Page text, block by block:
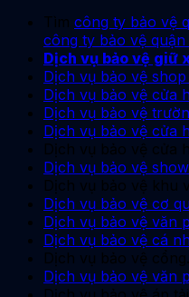
Tìm công ty bảo vệ
công ty bảo vệ quận
Dịch vụ bảo vệ giữ
Dịch vụ bảo vệ
Dịch vụ bảo vệ cửa
Dịch vụ bảo vệ
Dịch vụ bảo vệ cửa
Dịch vụ bảo vệ cửa
Dịch vụ bảo vệ
Dịch vụ bảo vệ khu
Dịch vụ bảo vệ cơ
Dịch vụ bảo vệ văn
Dịch vụ bảo vệ cá
Dịch vụ bảo vệ cổng.
Dịch vụ bảo vệ văn